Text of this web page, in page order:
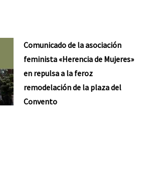
Comunicado de la asociación
feminista «Herencia de Mujeres»
en repulsa a la feroz
remodelación de la plaza del
Convento